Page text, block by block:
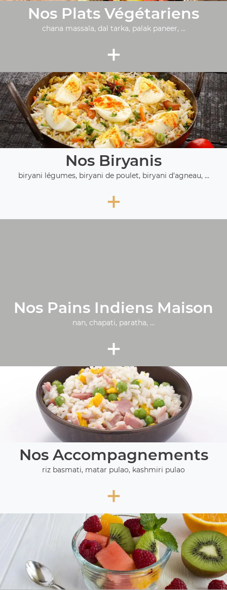
Nos Plats Végétariens
chana massala, dal tarka, palak paneer, ...
+
Nos Biryanis
biryani légumes, biryani de poulet, biryani d'agneau, ...
+
Nos Pains Indiens Maison
nan, chapati, paratha, ...
+
Nos Accompagnements
riz basmati, matar pulao, kashmiri pulao
+